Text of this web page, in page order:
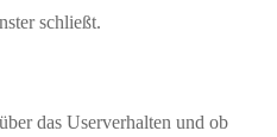
schließt.
das Userverhalten und ob